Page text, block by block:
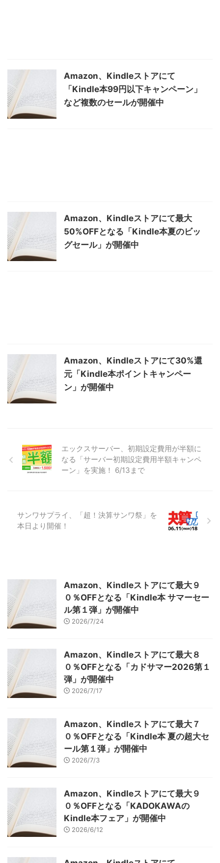
Amazon、Kindleストアにて
「Kindle本99円以下キャンペーン」
など複数のセールが開催中
Amazon、Kindleストアにて最大
50%OFFとなる「Kindle本夏のビッ
グセール」が開催中
Amazon、Kindleストアにて30%還
元「Kindle本ポイントキャンペー
ン」が開催中
エックスサーバー、初期設定費用が半額に
なる「サーバー初期設定費用半額キャンペ
ーン」を実施！ 6/13まで
サンワサプライ、「超！決算サンワ祭」を
本日より開催！
Amazon、Kindleストアにて最大９
０％OFFとなる「Kindle本 サマーセー
ル第１弾」が開催中
2026/7/24
Amazon、Kindleストアにて最大８
０％OFFとなる「カドサマー2026第１
弾」が開催中
2026/7/17
Amazon、Kindleストアにて最大７
０％OFFとなる「Kindle本 夏の超大セ
ール第１弾」が開催中
2026/7/3
Amazon、Kindleストアにて最大９
０％OFFとなる「KADOKAWAの
Kindle本フェア」が開催中
2026/6/12